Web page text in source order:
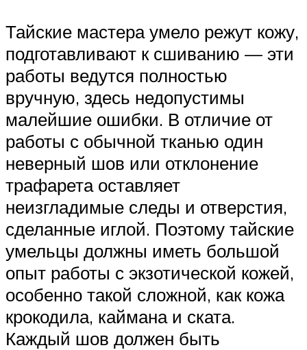
Тайские мастера умело режут кожу,
подготавливают к сшиванию — эти
работы ведутся полностью
вручную, здесь недопустимы
малейшие ошибки. В отличие от
работы с обычной тканью один
неверный шов или отклонение
трафарета оставляет
неизгладимые следы и отверстия,
сделанные иглой. Поэтому тайские
умельцы должны иметь большой
опыт работы с экзотической кожей,
особенно такой сложной, как кожа
крокодила, каймана и ската.
Каждый шов должен быть